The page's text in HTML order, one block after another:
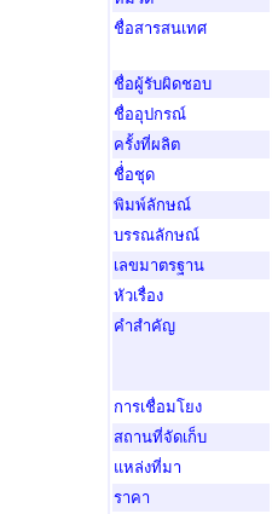
ชื่อสารสนเทศ
ชื่อผู้รับผิดชอบ
ชื่ออุปกรณ์
ครั้งที่ผลิต
ชื่่อชุด
พิมพ์ลักษณ์
บรรณลักษณ์
เลขมาตรฐาน
หัวเรื่อง
คำสำคัญ
การเชื่อมโยง
สถานที่จัดเก็บ
แหล่งที่มา
ราคา